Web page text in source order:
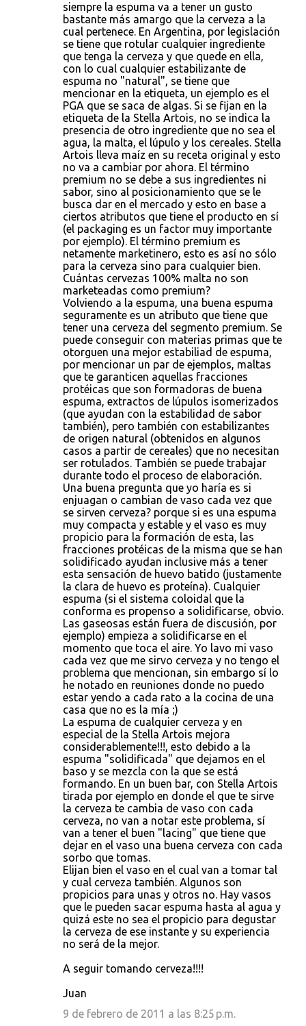
siempre la espuma va a tener un gusto
bastante más amargo que la cerveza a la
cual pertenece. En Argentina, por legislación
se tiene que rotular cualquier ingrediente
que tenga la cerveza y que quede en ella,
con lo cual cualquier estabilizante de
espuma no "natural", se tiene que
mencionar en la etiqueta, un ejemplo es el
PGA que se saca de algas. Si se fijan en la
etiqueta de la Stella Artois, no se indica la
presencia de otro ingrediente que no sea el
agua, la malta, el lúpulo y los cereales. Stella
Artois lleva maíz en su receta original y esto
no va a cambiar por ahora. El término
premium no se debe a sus ingredientes ni
sabor, sino al posicionamiento que se le
busca dar en el mercado y esto en base a
ciertos atributos que tiene el producto en sí
(el packaging es un factor muy importante
por ejemplo). El término premium es
netamente marketinero, esto es así no sólo
para la cerveza sino para cualquier bien.
Cuántas cervezas 100% malta no son
marketeadas como premium?
Volviendo a la espuma, una buena espuma
seguramente es un atributo que tiene que
tener una cerveza del segmento premium. Se
puede conseguir con materias primas que te
otorguen una mejor estabiliad de espuma,
por mencionar un par de ejemplos, maltas
que te garanticen aquellas fracciones
protéicas que son formadoras de buena
espuma, extractos de lúpulos isomerizados
(que ayudan con la estabilidad de sabor
también), pero también con estabilizantes
de origen natural (obtenidos en algunos
casos a partir de cereales) que no necesitan
ser rotulados. También se puede trabajar
durante todo el proceso de elaboración.
Una buena pregunta que yo haría es si
enjuagan o cambian de vaso cada vez que
se sirven cerveza? porque si es una espuma
muy compacta y estable y el vaso es muy
propicio para la formación de esta, las
fracciones protéicas de la misma que se han
solidificado ayudan inclusive más a tener
esta sensación de huevo batido (justamente
la clara de huevo es proteína). Cualquier
espuma (si el sistema coloidal que la
conforma es propenso a solidificarse, obvio.
Las gaseosas están fuera de discusión, por
ejemplo) empieza a solidificarse en el
momento que toca el aire. Yo lavo mi vaso
cada vez que me sirvo cerveza y no tengo el
problema que mencionan, sin embargo sí lo
he notado en reuniones donde no puedo
estar yendo a cada rato a la cocina de una
casa que no es la mía ;)
La espuma de cualquier cerveza y en
especial de la Stella Artois mejora
considerablemente!!!, esto debido a la
espuma "solidificada" que dejamos en el
baso y se mezcla con la que se está
formando. En un buen bar, con Stella Artois
tirada por ejemplo en donde el que te sirve
la cerveza te cambia de vaso con cada
cerveza, no van a notar este problema, sí
van a tener el buen "lacing" que tiene que
dejar en el vaso una buena cerveza con cada
sorbo que tomas.
Elijan bien el vaso en el cual van a tomar tal
y cual cerveza también. Algunos son
propicios para unas y otros no. Hay vasos
que le pueden sacar espuma hasta al agua y
quizá este no sea el propicio para degustar
la cerveza de ese instante y su experiencia
no será de la mejor.
A seguir tomando cerveza!!!!
Juan
9 de febrero de 2011 a las 8:25 p.m.